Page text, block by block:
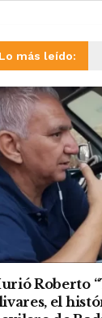
Lo más leído:
Roberto
el